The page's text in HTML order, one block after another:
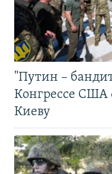
"Путин –
Конгрессе
Киеву